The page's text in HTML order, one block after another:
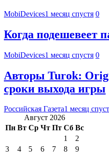
MobiDevices1 месяц спустя 0
Когда подешевеет
MobiDevices1 месяц спустя 0
Авторы Turok:
сроки выхода игры
Российская Газета1 месяц
Август 2026
Пн Вт Ср Чт Пт Сб Вс
1
2
3
4 5 6 7 8
9